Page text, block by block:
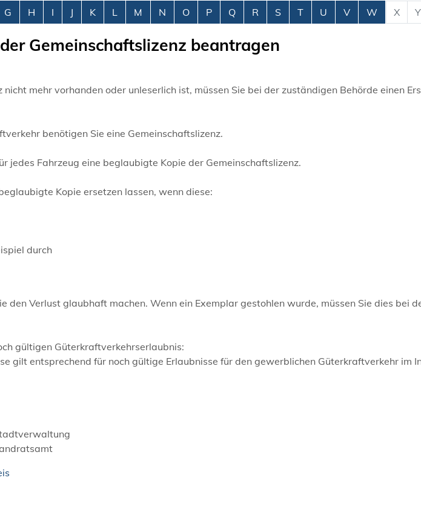
G H I J K L M N O P Q R S T U V W X Y
Gemeinschaftslizenz beantragen
mehr vorhanden oder unleserlich ist, müssen Sie bei der zuständigen Behörde einen
benötigen Sie eine Gemeinschaftslizenz.
jedes Fahrzeug eine beglaubigte Kopie der Gemeinschaftslizenz.
Kopie ersetzen lassen, wenn diese:
durch
den Verlust glaubhaft machen. Wenn ein Exemplar gestohlen wurde, müssen Sie dies bei
gültigen Güterkraftverkehrserlaubnis:
gilt entsprechend für noch gültige Erlaubnisse für den gewerblichen Güterkraftverkehr im